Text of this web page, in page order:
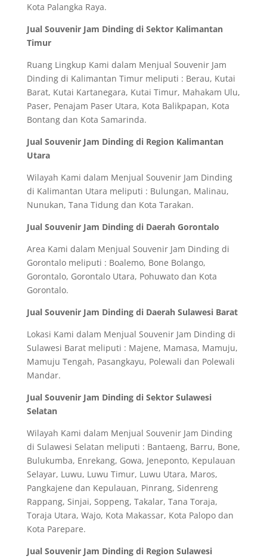
Kota Palangka Raya.
Jual Souvenir Jam Dinding di Sektor Kalimantan
Timur
Ruang Lingkup Kami dalam Menjual Souvenir Jam
Dinding di Kalimantan Timur meliputi : Berau, Kutai
Barat, Kutai Kartanegara, Kutai Timur, Mahakam Ulu,
Paser, Penajam Paser Utara, Kota Balikpapan, Kota
Bontang dan Kota Samarinda.
Jual Souvenir Jam Dinding di Region Kalimantan
Utara
Wilayah Kami dalam Menjual Souvenir Jam Dinding
di Kalimantan Utara meliputi : Bulungan, Malinau,
Nunukan, Tana Tidung dan Kota Tarakan.
Jual Souvenir Jam Dinding di Daerah Gorontalo
Area Kami dalam Menjual Souvenir Jam Dinding di
Gorontalo meliputi : Boalemo, Bone Bolango,
Gorontalo, Gorontalo Utara, Pohuwato dan Kota
Gorontalo.
Jual Souvenir Jam Dinding di Daerah Sulawesi Barat
Lokasi Kami dalam Menjual Souvenir Jam Dinding di
Sulawesi Barat meliputi : Majene, Mamasa, Mamuju,
Mamuju Tengah, Pasangkayu, Polewali dan Polewali
Mandar.
Jual Souvenir Jam Dinding di Sektor Sulawesi
Selatan
Wilayah Kami dalam Menjual Souvenir Jam Dinding
di Sulawesi Selatan meliputi : Bantaeng, Barru, Bone,
Bulukumba, Enrekang, Gowa, Jeneponto, Kepulauan
Selayar, Luwu, Luwu Timur, Luwu Utara, Maros,
Pangkajene dan Kepulauan, Pinrang, Sidenreng
Rappang, Sinjai, Soppeng, Takalar, Tana Toraja,
Toraja Utara, Wajo, Kota Makassar, Kota Palopo dan
Kota Parepare.
Jual Souvenir Jam Dinding di Region Sulawesi